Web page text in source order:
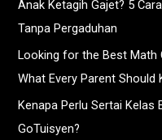
Anak Ketagih Gajet? 5
Tanpa Pergaduhan
Looking for the Best Math
What Every Parent Should
Kenapa Perlu Sertai Kelas
GoTuisyen?